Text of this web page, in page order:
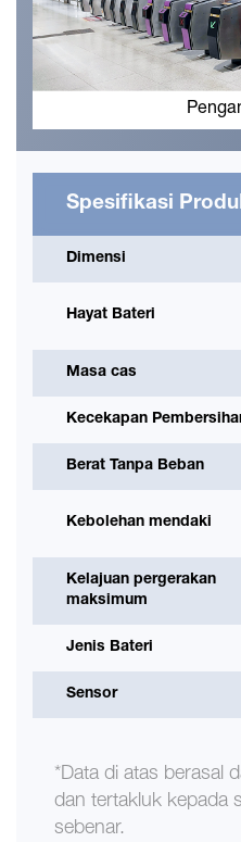
Spesifikasi
Dimensi
Hayat Bateri
Masa cas
Kecekapan
Berat Tanpa Beban
Kebolehan mendaki
Kelajuan pergerakan
maksimum
Jenis Bateri
Sensor
*Data di atas berasal
dan tertakluk kepada
sebenar.